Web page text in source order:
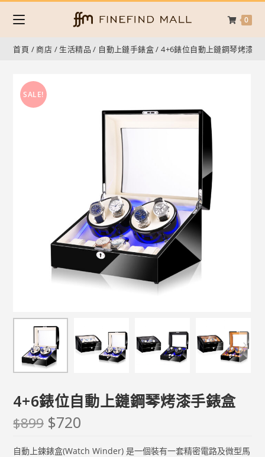
0
首頁 /商店 / 生活精品 / 自動上鏈手錶盒/4+6錶位自動上鏈鋼琴烤漆手
SALE!
4+6錶位自動上鏈鋼琴烤漆手錶盒
$899 $720
自動上鍊錶盒(Watch Winder) 是一個裝有一套精密電路及微型馬